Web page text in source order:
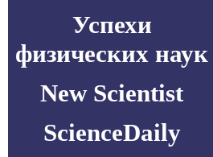
Успехи
физических наук
New Scientist
ScienceDaily